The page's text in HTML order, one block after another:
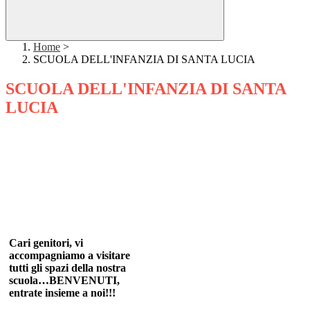
Home >
SCUOLA DELL'INFANZIA DI SANTA LUCIA
SCUOLA DELL'INFANZIA DI SANTA
LUCIA
Cari genitori, vi
accompagniamo a visitare
tutti gli spazi della nostra
scuola…BENVENUTI,
entrate insieme a noi!!!